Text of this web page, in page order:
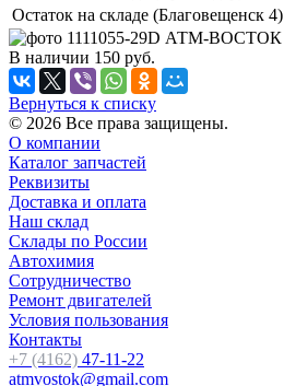
Остаток на складе (Благовещенск 4)
В наличии 150 руб.
Вернуться к списку
© 2026 Все права защищены.
О компании
Каталог запчастей
Реквизиты
Доставка и оплата
Наш склад
Склады по России
Автохимия
Сотрудничество
Ремонт двигателей
Условия пользования
Контакты
+7 (4162) 47-11-22
atmvostok@gmail.com